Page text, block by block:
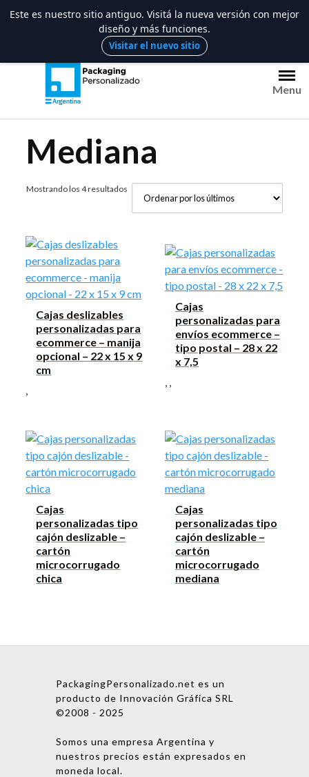
al
Menu
Mediana
Mostrando los 4 resultados
los
Cajas deslizables
personalizadas para
ecommerce – manija
opcional – 22 x 15 x 9
cm
,
Cajas
personalizadas para
envíos ecommerce –
tipo postal – 28 x 22
x 7,5
, ,
Cajas
personalizadas tipo
cajón deslizable –
cartón
microcorrugado
chica
Cajas
personalizadas tipo
cajón deslizable –
cartón
microcorrugado
mediana
PackagingPersonalizado.net es un
producto de Innovación Gráfica SRL
©2008 - 2025
Somos una empresa Argentina y
nuestros precios están expresados en
moneda local.
Este es nuestro sitio antiguo. Visitá la nueva versión con mejor
diseño y más funciones.
Visitar el nuevo sitio